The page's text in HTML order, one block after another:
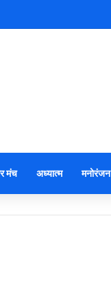
मंच अध्यात्म मनोरंजन